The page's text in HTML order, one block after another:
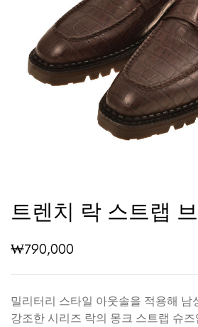
트렌치 락 스트랩
₩790,000
밀리터리 스타일 아웃솔을 적용해 남
강조한 시리즈 락의 몽크 스트랩 슈